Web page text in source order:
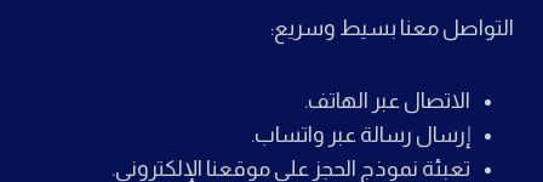
التواصل معنا بسيط وسريع:
الاتصال عبر الهاتف.
إرسال رسالة عبر واتساب.
تعبئة نموذج الحجز على موقعنا الإلكتروني.